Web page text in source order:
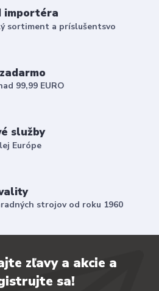
importéra
sortiment a príslušentsvo
99,99 EURO
služby
Európe
strojov od roku 1960
zľavy a akcie a
sa!